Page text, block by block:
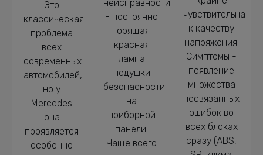
Это
классическая
проблема
всех
современных
автомобилей,
но у
Mercedes
она
проявляется
особенно
неисправности
- постоянно
горящая
красная
лампа
подушки
безопасности
на
приборной
панели.
Чаще всего
чувствительна
к качеству
напряжения.
Симптомы -
появление
множества
несвязанных
ошибок во
всех блоках
сразу (ABS,